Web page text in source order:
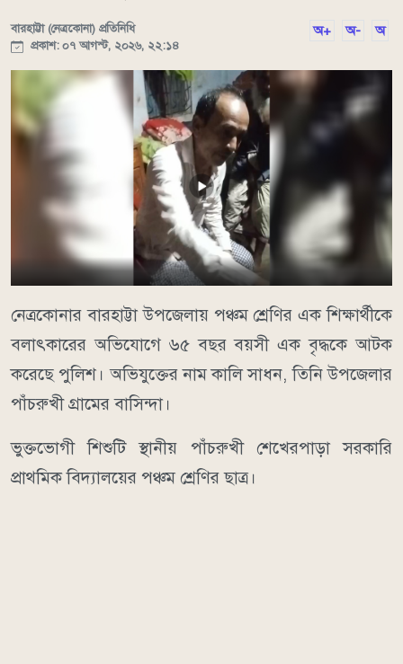
বারহাট্টা (নেত্রকোনা) প্রতিনিধি
প্রকাশ: ০৭ আগস্ট, ২০২৬, ২২:১৪
অ+ অ- অ
নেত্রকোনার বারহাট্টা উপজেলায় পঞ্চম শ্রেণির এক শিক্ষার্থীকে
বলাৎকারের অভিযোগে ৬৫ বছর বয়সী এক বৃদ্ধকে আটক
করেছে পুলিশ। অভিযুক্তের নাম কালি সাধন, তিনি উপজেলার
পাঁচরুখী গ্রামের বাসিন্দা।
ভুক্তভোগী শিশুটি স্থানীয় পাঁচরুখী শেখেরপাড়া সরকারি
প্রাথমিক বিদ্যালয়ের পঞ্চম শ্রেণির ছাত্র।